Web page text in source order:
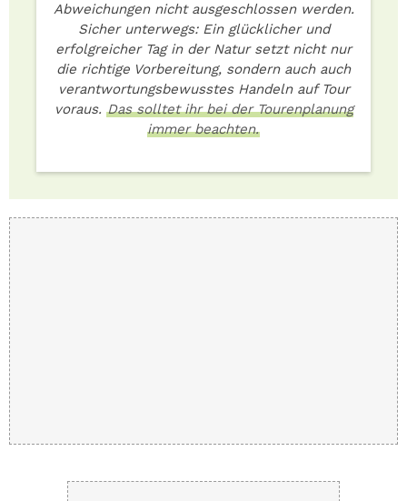
Abweichungen nicht ausgeschlossen werden.
Sicher unterwegs: Ein glücklicher und
erfolgreicher Tag in der Natur setzt nicht nur
die richtige Vorbereitung, sondern auch auch
verantwortungsbewusstes Handeln auf Tour
voraus. Das solltet ihr bei der Tourenplanung
immer beachten.